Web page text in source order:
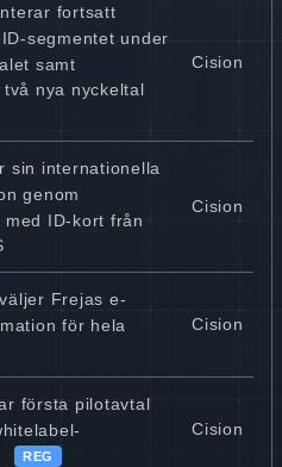
fortsatt
segmentet under
samt
nya nyckeltal
Cision
sin internationella
genom
ID-kort från
Cision
Frejas e-
för hela
Cision
första pilotavtal
REG
Cision